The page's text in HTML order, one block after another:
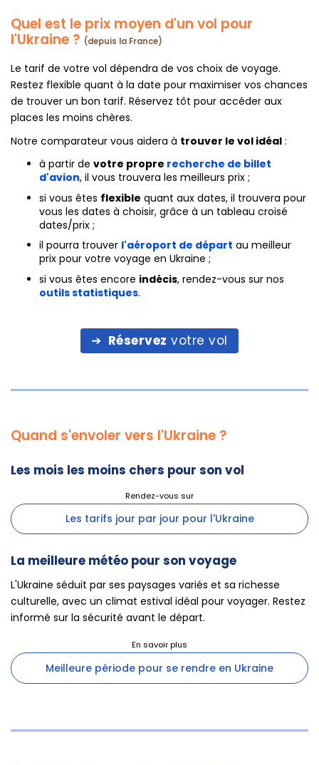
Quel est le prix moyen d'un vol pour
l'Ukraine ? (depuis la France)
Le tarif de votre vol dépendra de vos choix de voyage.
Restez flexible quant à la date pour maximiser vos chances
de trouver un bon tarif. Réservez tôt pour accéder aux
places les moins chères.
Notre comparateur vous aidera à trouver le vol idéal :
à partir de votre propre recherche de billet
d'avion, il vous trouvera les meilleurs prix ;
si vous êtes flexible quant aux dates, il trouvera pour
vous les dates à choisir, grâce à un tableau croisé
dates/prix ;
il pourra trouver l'aéroport de départ au meilleur
prix pour votre voyage en Ukraine ;
si vous êtes encore indécis, rendez-vous sur nos
outils statistiques.
Réservez votre vol
Quand s'envoler vers l'Ukraine ?
Les mois les moins chers pour son vol
Les tarifs jour par jour pour l'Ukraine
La meilleure météo pour son voyage
L'Ukraine séduit par ses paysages variés et sa richesse
culturelle, avec un climat estival idéal pour voyager. Restez
informé sur la sécurité avant le départ.
Meilleure période pour se rendre en Ukraine